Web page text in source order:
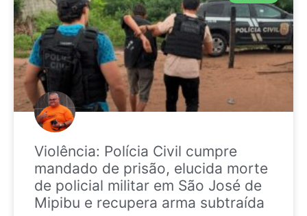
Violência: Polícia Civil cumpre
mandado de prisão, elucida morte
de policial militar em São José de
Mipibu e recupera arma subtraída